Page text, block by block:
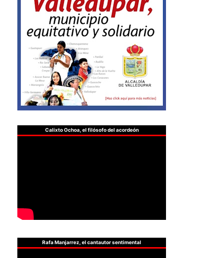
Calixto Ochoa, el filósofo del acordeón
Rafa Manjarrez, el cantautor sentimental